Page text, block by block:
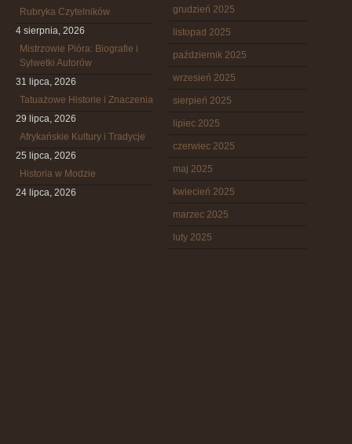
Rubryka Czytelników
4 sierpnia, 2026
Mistrzowie Pióra: Biografie i
Sylwetki Autorów
31 lipca, 2026
Tatuażowe Historie i Znaczenia
29 lipca, 2026
Afrykańskie Kultury i Tradycje
25 lipca, 2026
Historia w Modzie
24 lipca, 2026
grudzień 2025
listopad 2025
październik 2025
wrzesień 2025
sierpień 2025
lipiec 2025
czerwiec 2025
maj 2025
kwiecień 2025
marzec 2025
luty 2025